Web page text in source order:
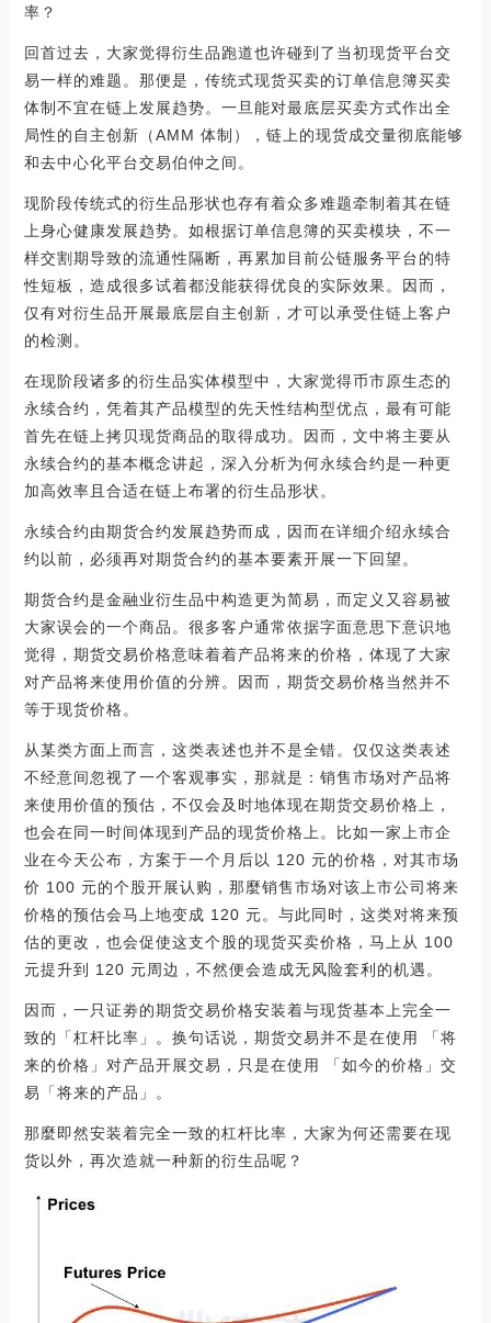
率？
回首过去，大家觉得衍生品跑道也许碰到了当初现货平台交
易一样的难题。那便是，传统式现货买卖的订单信息簿买卖
体制不宜在链上发展趋势。一旦能对最底层买卖方式作出全
局性的自主创新（AMM 体制），链上的现货成交量彻底能够
和去中心化平台交易伯仲之间。
现阶段传统式的衍生品形状也存有着众多难题牵制着其在链
上身心健康发展趋势。如根据订单信息簿的买卖模块，不一
样交割期导致的流通性隔断，再累加目前公链服务平台的特
性短板，造成很多试着都没能获得优良的实际效果。因而，
仅有对衍生品开展最底层自主创新，才可以承受住链上客户
的检测。
在现阶段诸多的衍生品实体模型中，大家觉得币市原生态的
永续合约，凭着其产品模型的先天性结构型优点，最有可能
首先在链上拷贝现货商品的取得成功。因而，文中将主要从
永续合约的基本概念讲起，深入分析为何永续合约是一种更
加高效率且合适在链上布署的衍生品形状。
永续合约由期货合约发展趋势而成，因而在详细介绍永续合
约以前，必须再对期货合约的基本要素开展一下回望。
期货合约是金融业衍生品中构造更为简易，而定义又容易被
大家误会的一个商品。很多客户通常依据字面意思下意识地
觉得，期货交易价格意味着着产品将来的价格，体现了大家
对产品将来使用价值的分辨。因而，期货交易价格当然并不
等于现货价格。
从某类方面上而言，这类表述也并不是全错。仅仅这类表述
不经意间忽视了一个客观事实，那就是：销售市场对产品将
来使用价值的预估，不仅会及时地体现在期货交易价格上，
也会在同一时间体现到产品的现货价格上。比如一家上市企
业在今天公布，方案于一个月后以 120 元的价格，对其市场
价 100 元的个股开展认购，那麼销售市场对该上市公司将来
价格的预估会马上地变成 120 元。与此同时，这类对将来预
估的更改，也会促使这支个股的现货买卖价格，马上从 100
元提升到 120 元周边，不然便会造成无风险套利的机遇。
因而，一只证劵的期货交易价格安装着与现货基本上完全一
致的「杠杆比率」。换句话说，期货交易并不是在使用 「将
来的价格」对产品开展交易，只是在使用 「如今的价格」交
易「将来的产品」。
那麼即然安装着完全一致的杠杆比率，大家为何还需要在现
货以外，再次造就一种新的衍生品呢？